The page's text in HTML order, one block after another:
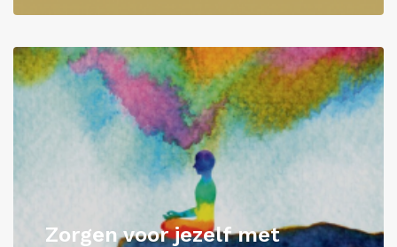
Zorgen voor jezelf met